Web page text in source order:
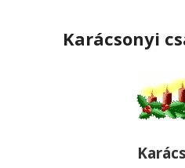
Karácsonyi